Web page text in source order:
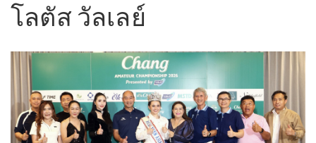
โลตัส วัลเลย์